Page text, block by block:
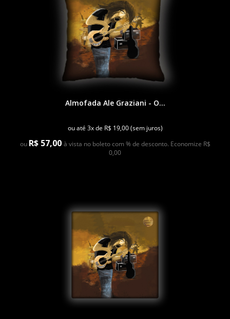
Almofada Ale Graziani - O...
ou até 3x de R$ 19,00 (sem juros)
ou R$ 57,00 à vista no boleto com % de desconto. Economize R$
0,00